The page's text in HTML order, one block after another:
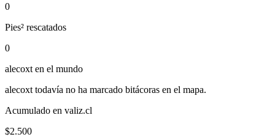
0
Pies² rescatados
0
alecoxt en el mundo
alecoxt todavía no ha marcado bitácoras en el mapa.
Acumulado en valiz.cl
$2.500